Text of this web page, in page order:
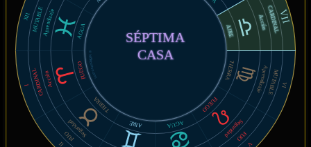
© MiSabueso.com
I
II V
VI
VII
XII
AGUA
FUEGO
TIERRA
AIRE AGUA
FUEGO
TIERRA
AIRE
MUTABLE
CARDINAL
FIJO FIJO
MUTABLE
CARDINAL
Aprendizaje
Acción
Seguridad Seguridad
Aprendizaje
Acción
SÉPTIMA
CASA